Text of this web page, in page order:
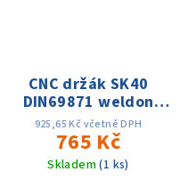
CNC držák SK40
DIN69871 weldon
D18x100, přesnost
0.005, AD, 15 tis. ot.
925,65 Kč včetně DPH
765 Kč
Skladem(1 ks)